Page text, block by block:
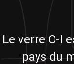
Le verre O-I
pays du